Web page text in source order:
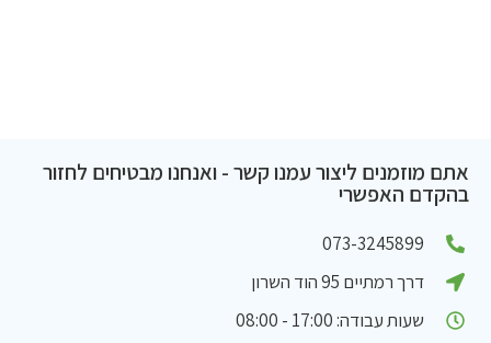
אתם מוזמנים ליצור עמנו קשר - ואנחנו מבטיחים לחזור
בהקדם האפשרי
073-3245899
דרך רמתיים 95 הוד השרון
שעות עבודה: 17:00 - 08:00